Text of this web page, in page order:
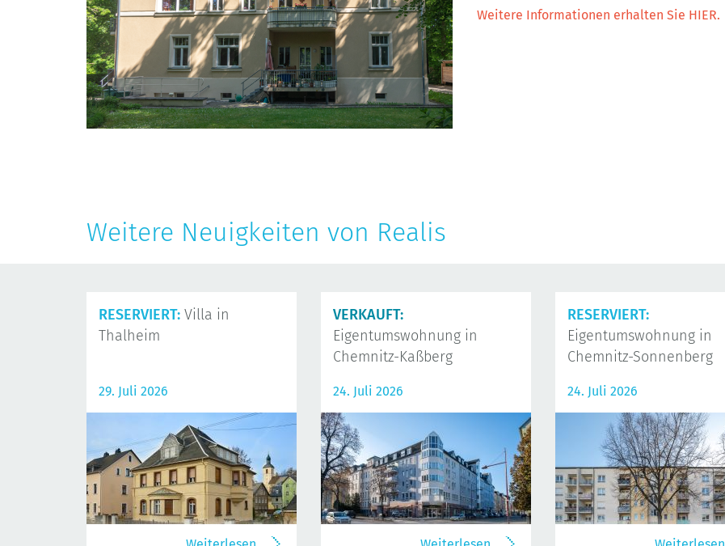
Weitere Informationen erhalten Sie HIER.
Weitere Neuigkeiten von Realis
RESERVIERT: Villa in
Thalheim
29. Juli 2026
VERKAUFT:
Eigentumswohnung in
Chemnitz-Kaßberg
24. Juli 2026
RESERVIERT:
Eigentumswohnung in
Chemnitz-Sonnenberg
24. Juli 2026